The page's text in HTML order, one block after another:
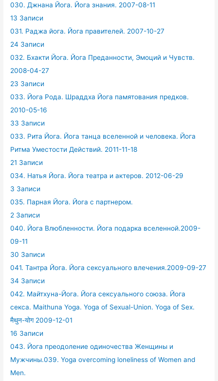
030. Джнана Йога. Йога знания. 2007-08-11
13 Записи
031. Раджа йога. Йога правителей. 2007-10-27
24 Записи
032. Бхакти Йога. Йога Преданности, Эмоций и Чувств.
2008-04-27
23 Записи
033. Йога Рода. Шраддха Йога памятования предков.
2010-05-16
33 Записи
033. Рита Йога. Йога танца вселенной и человека. Йога
Ритма Уместости Действий. 2011-11-18
21 Записи
034. Натья Йога. Йога театра и актеров. 2012-06-29
3 Записи
035. Парная Йога. Йога с партнером.
2 Записи
040. Йога Влюбленности. Йога подарка вселенной.2009-
09-11
30 Записи
041. Тантра Йога. Йога сексуального влечения.2009-09-27
34 Записи
042. Майтхуна-Йога. Йога сексуального союза. Йога
секса. Maithuna Yoga. Yoga of Sexual-Union. Yoga of Sex.
मैथुन-योग 2009-12-01
16 Записи
043. Йога преодоление одиночества Женщины и
Мужчины.039. Yoga overcoming loneliness of Women and
Men.